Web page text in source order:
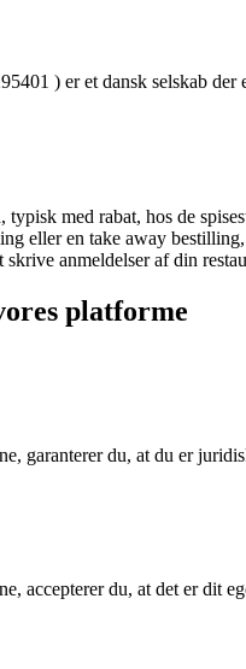
) er et dansk selskab
med rabat, hos de
eller en take away
anmeldelser af din
platforme
garanterer du, at du er
accepterer du, at det er dit